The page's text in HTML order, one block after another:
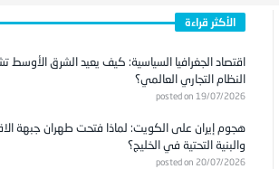
الأكثر قراءة
اقتصاد الجغرافيا السياسية: كيف يعيد الشرق الأوسط
النظام التجاري العالمي؟
posted on 19/07/2026
هجوم إيران على الكويت: لماذا فتحت طهران جبهة
والبنية التحتية في الخليج؟
posted on 20/07/2026